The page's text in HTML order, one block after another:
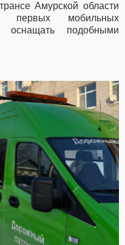
Амурской области
первых мобильных
оснащать подобными